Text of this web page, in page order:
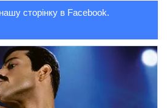
сторінку в Facebook.